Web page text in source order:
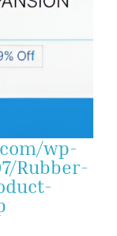
wp-
Rubber-